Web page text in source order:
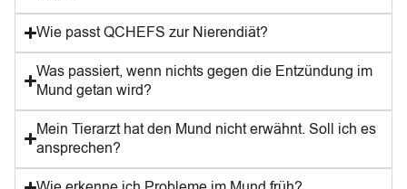
Wie passt QCHEFS zur Nierendiät?
Was passiert, wenn nichts gegen die Entzündung im
Mund getan wird?
Mein Tierarzt hat den Mund nicht erwähnt. Soll ich es
ansprechen?